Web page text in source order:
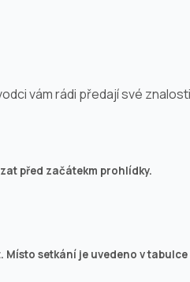
vám rádi předají své
před začátekm prohlídky.
setkání je uvedeno v